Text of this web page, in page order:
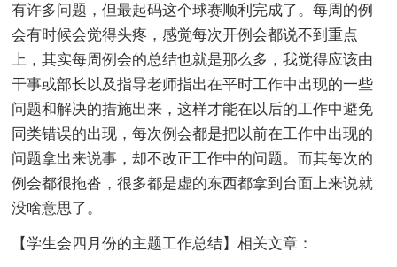
有许多问题，但最起码这个球赛顺利完成了。每周的例
会有时候会觉得头疼，感觉每次开例会都说不到重点
上，其实每周例会的总结也就是那么多，我觉得应该由
干事或部长以及指导老师指出在平时工作中出现的一些
问题和解决的措施出来，这样才能在以后的工作中避免
同类错误的出现，每次例会都是把以前在工作中出现的
问题拿出来说事，却不改正工作中的问题。而其每次的
例会都很拖沓，很多都是虚的东西都拿到台面上来说就
没啥意思了。
【学生会四月份的主题工作总结】相关文章：